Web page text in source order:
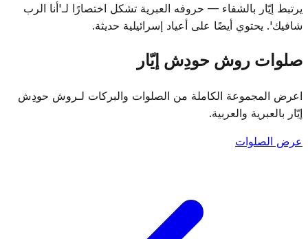
يرتبط إيّار بالشفاء — حروفه العبرية تشكل اختصارًا لـ'أنا الرب
شافيك'. يحتوي أيضًا على أعياد إسرائيلية حديثة.
صلوات روش حودِش إيّار
اعرض المجموعة الكاملة من الصلوات والبركات لـروش حودِش
إيّار بالعبرية والعربية.
عرض الصلوات